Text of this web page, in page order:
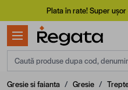
Mergi la ConținutPlata în rate! Super
Caută produse dupa cod,
Gresie si faianta / Gresie /